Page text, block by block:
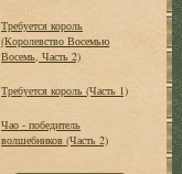
Требуется король
(Королевство Восемью
Восемь, Часть 2)
Требуется король (Часть 1)
Чао - победитель
волшебников (Часть 2)